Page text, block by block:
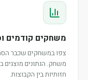
משחקים קודמים
צפו במשחקים שכבר
משחק. הנתונים מוצגים
חזותיות בין הקבוצות.